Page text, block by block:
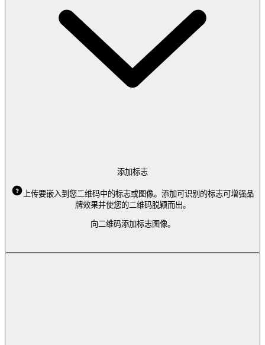
添加标志
上传要嵌入到您二维码中的标志或图像。添加可识别的标志可增强品
牌效果并使您的二维码脱颖而出。
向二维码添加标志图像。